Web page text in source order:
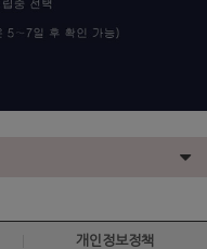
개인정보정책